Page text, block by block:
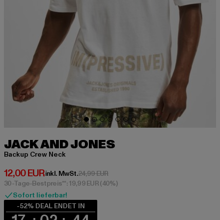
JACK AND JONES
Backup Crew Neck
12,00 EUR
Derzeitiger Preis: 12,00 EUR
inkl. MwSt.24,99 EURAktionspreis: 24,99 EUR
30-Tage-Bestpreis**: 19,99 EUR(40%)
Sofort lieferbar!
-52% DEAL ENDET IN